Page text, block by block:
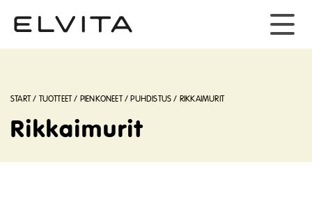
START/ TUOTTEET/ PIENKONEET/PUHDISTUS / RIKKAIMURIT
Rikkaimurit